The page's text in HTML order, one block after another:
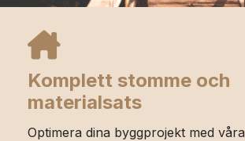
Komplett stomme och
materialsats
Optimera dina byggprojekt med våra